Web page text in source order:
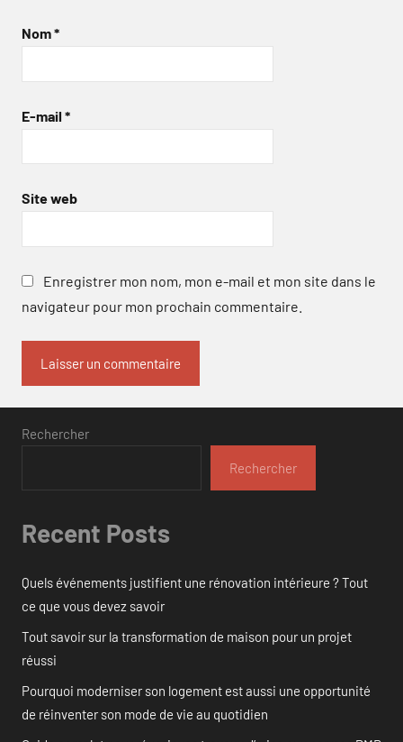
Nom*
E-mail *
Site web
Enregistrer mon nom, mon e-mail et mon site dans le
navigateur pour mon prochain commentaire.
Rechercher
Rechercher
Recent Posts
Quels événements justifient une rénovation intérieure ? Tout
ce que vous devez savoir
Tout savoir sur la transformation de maison pour un projet
réussi
Pourquoi moderniser son logement est aussi une opportunité
de réinventer son mode de vie au quotidien